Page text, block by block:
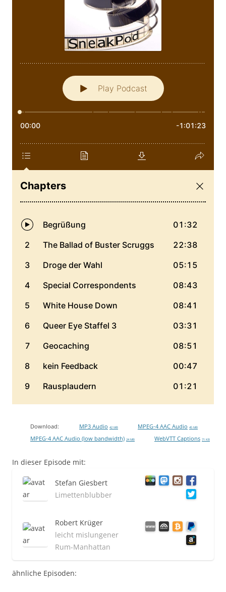
Download: MP3 Audio 42 MB MPEG-4 AAC Audio 45 MB
MPEG-4 AAC Audio (low bandwidth) 24 MB WebVTT Captions 71 KB
In dieser Episode mit:
Stefan Giesbert
Limettenblubber
Robert Krüger
leicht mislungener
Rum-Manhattan
ähnliche Episoden: